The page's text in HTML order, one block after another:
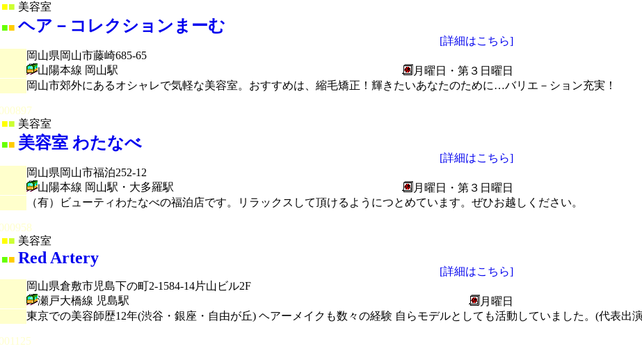
■ 美容室
■■ ヘア－コレクションまーむ
[詳細はこちら]
岡山県岡山市藤崎685-65
山陽本線 岡山駅
月曜日・第３日曜日
岡山市郊外にあるオシャレで気軽な美容室。おすすめは、縮毛矯正！輝きたいあなたのために…バリエ－ション充実！
■ 美容室
■■ 美容室 わたなべ
[詳細はこちら]
岡山県岡山市福泊252-12
山陽本線 岡山駅・大多羅駅
月曜日・第３日曜日
（有）ビューティわたなべの福泊店です。リラックスして頂けるようにつとめています。ぜひお越しください。
■ 美容室
■■ Red Artery
[詳細はこちら]
岡山県倉敷市児島下の町2-1584-14片山ビル2F
瀬戸大橋線 児島駅
月曜日
東京での美容師歴12年(渋谷・銀座・自由が丘) ヘアーメイクも数々の経験 自らモデルとしても活動していました。(代表出